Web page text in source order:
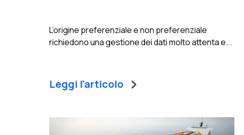
L’origine preferenziale e non preferenziale
richiedono una gestione dei dati molto attenta e...
Leggi l'articolo